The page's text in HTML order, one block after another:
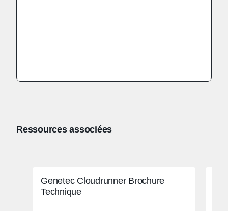
Ressources associées
Genetec Cloudrunner Brochure
Technique